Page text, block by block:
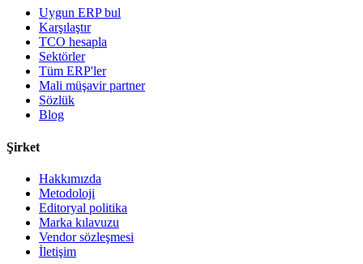
Uygun ERP bul
Karşılaştır
TCO hesapla
Sektörler
Tüm ERP'ler
Mali müşavir partner
Sözlük
Blog
Şirket
Hakkımızda
Metodoloji
Editoryal politika
Marka kılavuzu
Vendor sözleşmesi
İletişim